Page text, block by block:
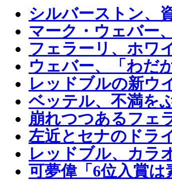
シルバーストン、
マーク・ウェバー
フェラーリ、ホワ
ウェバー、「わだ
レッドブルの新ウ
ベッテル、不満を
崩れつつあるフェ
左近とセナのドラ
レッドブル、カラ
可夢偉「6位入賞は